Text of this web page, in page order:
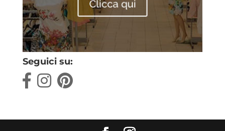
Seguici su: